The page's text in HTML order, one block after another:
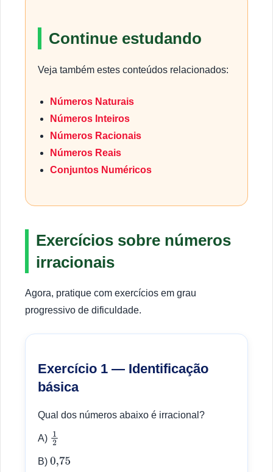
Continue estudando
Veja também estes conteúdos relacionados:
Números Naturais
Números Inteiros
Números Racionais
Números Reais
Conjuntos Numéricos
Exercícios sobre números
irracionais
Agora, pratique com exercícios em grau
progressivo de dificuldade.
Exercício 1 — Identificação
básica
Qual dos números abaixo é irracional?
A) 12
B) 0,75